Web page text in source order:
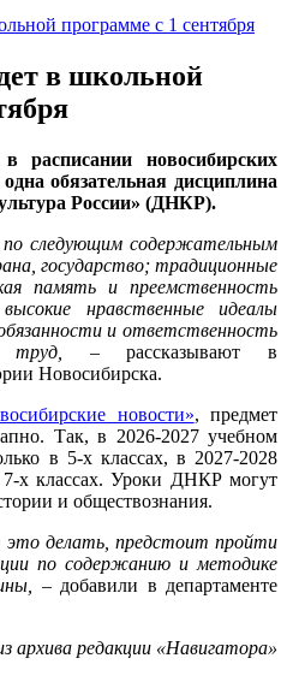
в школьной
расписании новосибирских
обязательная дисциплина
России» (ДНКР).
по следующим содержательным
государство; традиционные
память и преемственность
нравственные идеалы
и ответственность
труд,
– рассказывают в
Новосибирска.
новости», предмет
Так, в 2026-2027 учебном
в 5-х классах, в 2027-2028
х классах. Уроки ДНКР могут
и обществознания.
это делать, предстоит пройти
по содержанию и методике
– добавили в департаменте
архива редакции «Навигатора»